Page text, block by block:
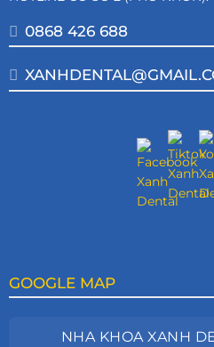
0868 426 688
GOOGLE MAP
NHA KHOA XANH